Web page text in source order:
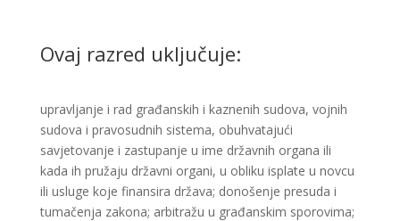
Ovaj razred uključuje:
upravljanje i rad građanskih i kaznenih sudova, vojnih
sudova i pravosudnih sistema, obuhvatajući
savjetovanje i zastupanje u ime državnih organa ili
kada ih pružaju državni organi, u obliku isplate u novcu
ili usluge koje finansira država; donošenje presuda i
tumačenja zakona; arbitražu u građanskim sporovima;